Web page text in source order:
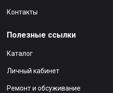
Контакты
Полезные ссылки
Каталог
Личный кабинет
Ремонт и обсуживание